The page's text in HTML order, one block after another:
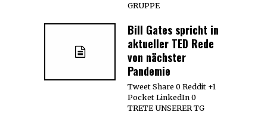
GRUPPE
Bill Gates spricht in
aktueller TED Rede
von nächster
Pandemie
Tweet Share 0 Reddit +1
Pocket LinkedIn 0
TRETE UNSERER TG